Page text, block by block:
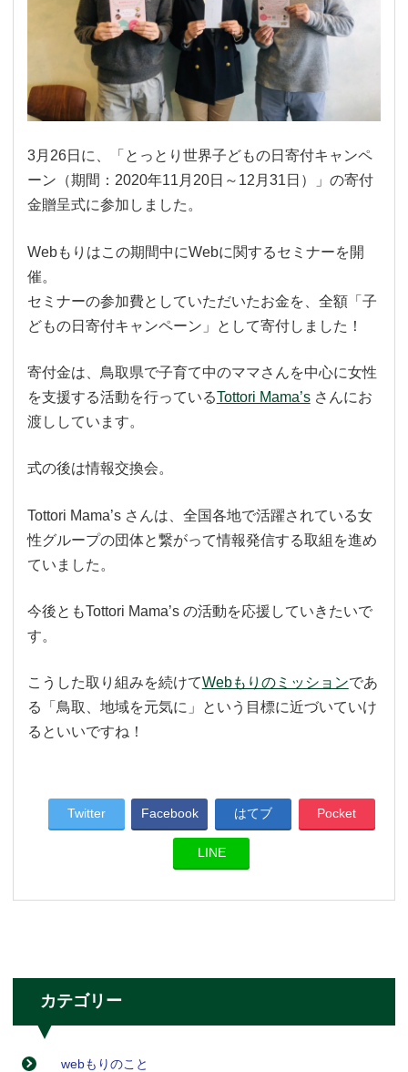
3月26日に、「とっとり世界子どもの日寄付キャンペ
ーン（期間：2020年11月20日～12月31日）」の寄付
金贈呈式に参加しました。
Webもりはこの期間中にWebに関するセミナーを開
催。
セミナーの参加費としていただいたお金を、全額「子
どもの日寄付キャンペーン」として寄付しました！
寄付金は、鳥取県で子育て中のママさんを中心に女性
を支援する活動を行っているTottori Mama’sさんにお
渡ししています。
式の後は情報交換会。
Tottori Mama’s さんは、全国各地で活躍されている女
性グループの団体と繋がって情報発信する取組を進め
ていました。
今後ともTottori Mama’s の活動を応援していきたいで
す。
こうした取り組みを続けてWebもりのミッションであ
る「鳥取、地域を元気に」という目標に近づいていけ
るといいですね！
Twitter Facebook はてブ Pocket
LINE
カテゴリー
webもりのこと